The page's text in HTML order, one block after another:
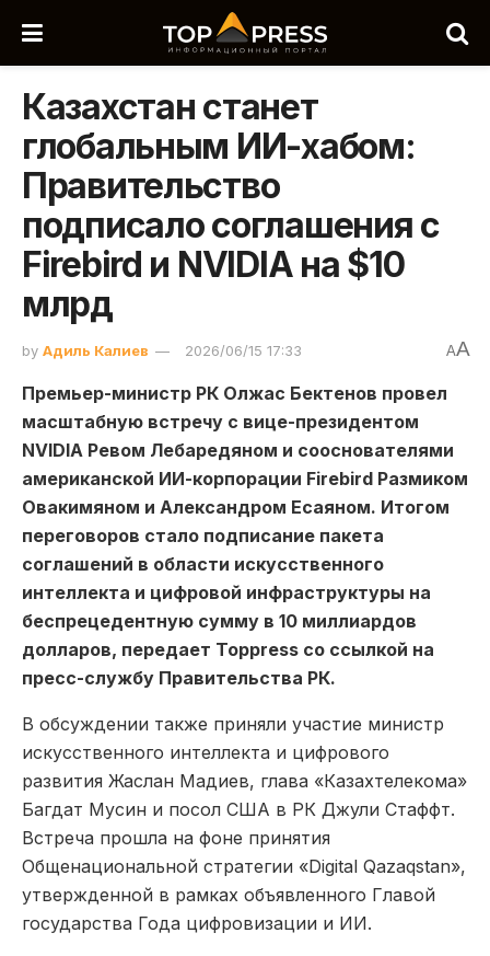
Казахстан станет
глобальным ИИ-хабом:
Правительство
подписало соглашения с
Firebird и NVIDIA на $10
млрд
by Адиль Калиев 2026/06/15 17:33 AA
Премьер-министр РК Олжас Бектенов провел
масштабную встречу с вице-президентом
NVIDIA Ревом Лебаредяном и сооснователями
американской ИИ-корпорации Firebird Размиком
Овакимяном и Александром Есаяном. Итогом
переговоров стало подписание пакета
соглашений в области искусственного
интеллекта и цифровой инфраструктуры на
беспрецедентную сумму в 10 миллиардов
долларов, передает Toppress со ссылкой на
пресс-службу Правительства РК.
В обсуждении также приняли участие министр
искусственного интеллекта и цифрового
развития Жаслан Мадиев, глава «Казахтелекома»
Багдат Мусин и посол США в РК Джули Стаффт.
Встреча прошла на фоне принятия
Общенациональной стратегии «Digital Qazaqstan»,
утвержденной в рамках объявленного Главой
государства Года цифровизации и ИИ.